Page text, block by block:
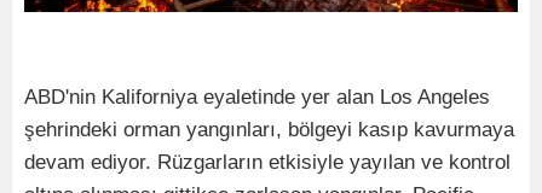
ABD'nin Kaliforniya eyaletinde yer alan Los Angeles
şehrindeki orman yangınları, bölgeyi kasıp kavurmaya
devam ediyor. Rüzgarların etkisiyle yayılan ve kontrol